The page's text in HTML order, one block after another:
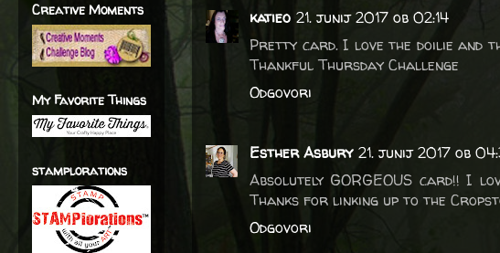
katieo 21. junij 2017 ob 02:14
Pretty card. I love the doilie and
Thankful Thursday Challenge
Odgovori
Esther Asbury 21. junij 2017 ob
Absolutely GORGEOUS card!! I
Thanks for linking up to the
Odgovori
Creative Moments
My Favorite Things
stamplorations